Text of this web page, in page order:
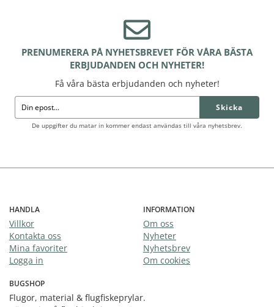
PRENUMERERA PÅ NYHETSBREVET FÖR VÅRA BÄSTA
ERBJUDANDEN OCH NYHETER!
Få våra bästa erbjudanden och nyheter!
Skicka
De uppgifter du matar in kommer endast användas till våra nyhetsbrev.
HANDLA
Villkor
Kontakta oss
Mina favoriter
Logga in
INFORMATION
Om oss
Nyheter
Nyhetsbrev
Om cookies
BUGSHOP
Flugor, material & flugfiskeprylar.